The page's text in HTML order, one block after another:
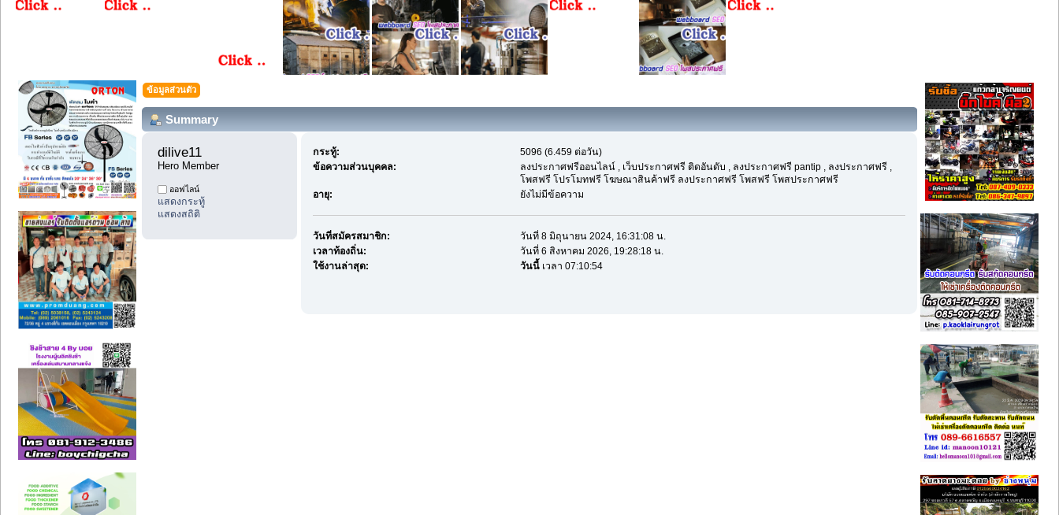
ข้อมูลส่วนตัว
Summary
dilive11
Hero Member
ออฟไลน์
แสดงกระทู้
แสดงสถิติ
กระทู้:
5096 (6.459 ต่อวัน)
ข้อความส่วนบุคคล:
ลงประกาศฟรีออนไลน์ , เว็บประกาศฟรี ติดอันดับ , ลงประกาศฟรี pantip , ลงประกาศฟรี ,
โพสฟรี โปรโมทฟรี โฆษณาสินค้าฟรี ลงประกาศฟรี โพสฟรี โพสประกาศฟรี
อายุ:
ยังไม่มีข้อความ
วันที่สมัครสมาชิก:
วันที่ 8 มิถุนายน 2024, 16:31:08 น.
เวลาท้องถิ่น:
วันที่ 6 สิงหาคม 2026, 19:28:18 น.
ใช้งานล่าสุด:
วันนี้ เวลา 07:10:54